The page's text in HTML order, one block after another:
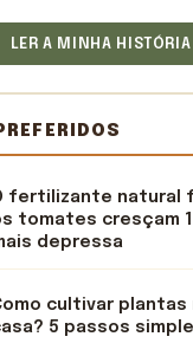
LER A MINHA HISTÓRIA
fertilizante natural
tomates cresçam
depressa
cultivar plantas
5 passos